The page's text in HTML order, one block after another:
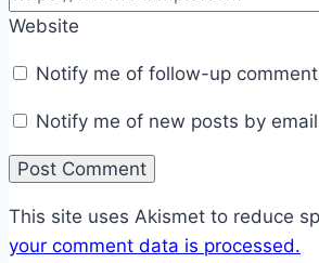
Website
Notify me of follow-up
Notify me of new posts by
This site uses Akismet to reduce
your comment data is processed.